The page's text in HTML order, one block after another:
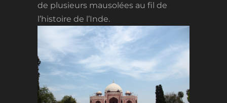
de plusieurs mausolées au fil de
l’histoire de l’Inde.